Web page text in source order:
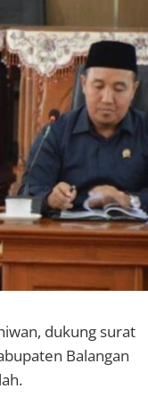
dukung surat
Balangan